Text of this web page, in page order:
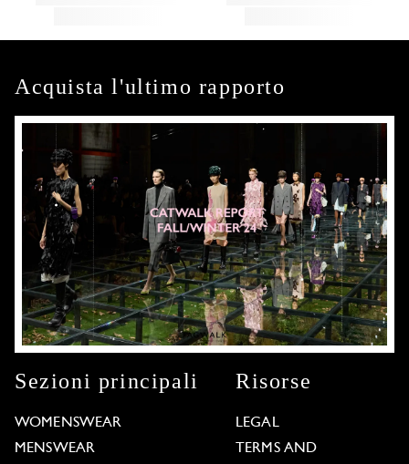
Acquista l'ultimo rapporto
Sezioni principali
WOMENSWEAR
MENSWEAR
Risorse
LEGAL
TERMS AND